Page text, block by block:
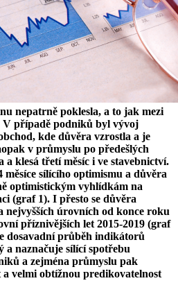
nepatrně poklesla, a to jak mezi
V případě podniků byl vývoj
kde důvěra vzrostla a je
v průmyslu po předešlých
a klesá třetí měsíc i ve stavebnictví.
sílícího optimismu a důvěra
optimistickým vyhlídkám na
(graf 1). I přesto se důvěra
nejvyšších úrovních od konce roku
příznivějších let 2015-2019 (graf
dosavadní průběh indikátorů
naznačuje sílící spotřebu
a zejména průmyslu pak
velmi obtížnou predikovatelnost